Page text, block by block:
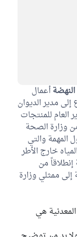
أعمال
مدير الديوان
العام للمنتجات
وزارة الصحة
المهمة والتي
خارج الأطر
إنطلاقاً من
إلى ممثلي وزارة
هي